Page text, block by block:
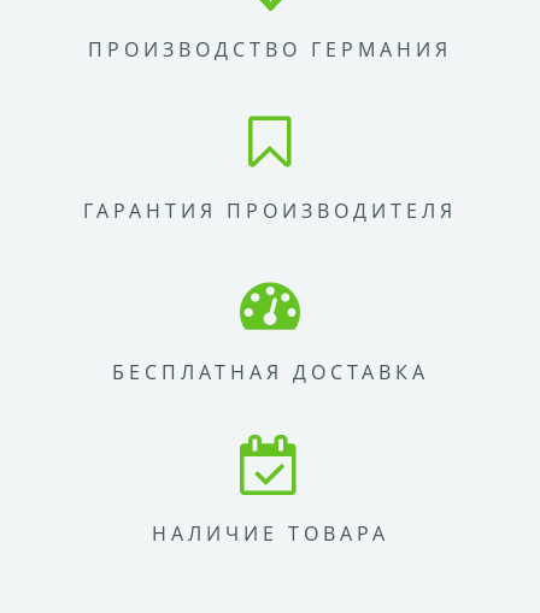
ПРОИЗВОДСТВО ГЕРМАНИЯ
ГАРАНТИЯ ПРОИЗВОДИТЕЛЯ
БЕСПЛАТНАЯ ДОСТАВКА
НАЛИЧИЕ ТОВАРА